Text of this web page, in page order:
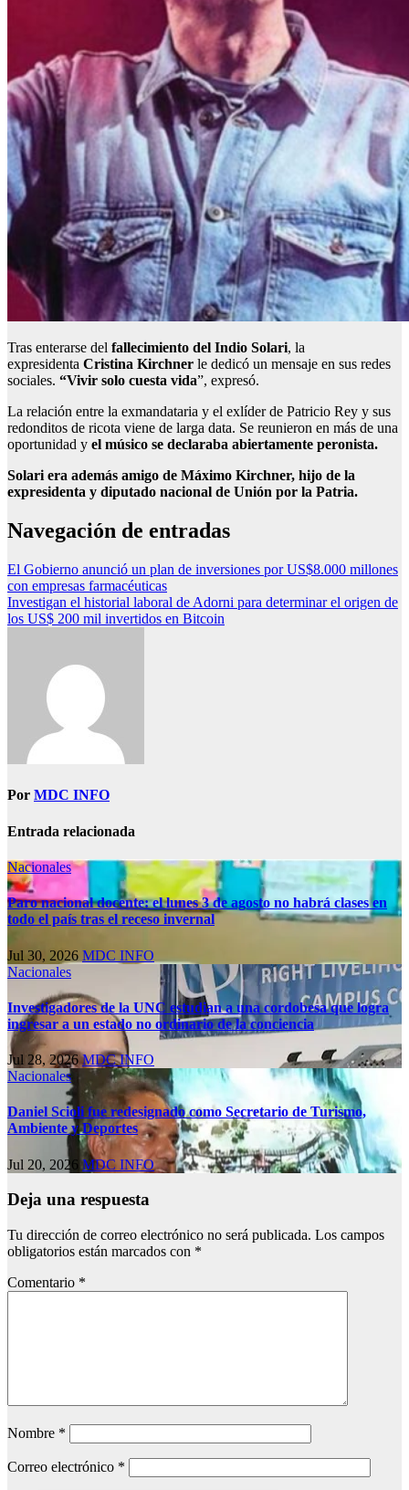
Tras enterarse del fallecimiento del Indio Solari, la
expresidenta Cristina Kirchner le dedicó un mensaje en sus redes
sociales. “Vivir solo cuesta vida”, expresó.
La relación entre la exmandataria y el exlíder de Patricio Rey y sus
redonditos de ricota viene de larga data. Se reunieron en más de una
oportunidad y el músico se declaraba abiertamente peronista.
Solari era además amigo de Máximo Kirchner, hijo de la
expresidenta y diputado nacional de Unión por la Patria.
Navegación de entradas
El Gobierno anunció un plan de inversiones por US$8.000 millones
con empresas farmacéuticas
Investigan el historial laboral de Adorni para determinar el origen de
los US$ 200 mil invertidos en Bitcoin
Por MDC INFO
Entrada relacionada
Nacionales
Paro nacional docente: el lunes 3 de agosto no habrá clases en
todo el país tras el receso invernal
Jul 30, 2026 MDC INFO
Nacionales
Investigadores de la UNC estudian a una cordobesa que logra
ingresar a un estado no ordinario de la conciencia
Jul 28, 2026MDC INFO
Nacionales
Daniel Scioli fue redesignado como Secretario de Turismo,
Ambiente y Deportes
Jul 20, 2026MDC INFO
Deja una respuesta
Tu dirección de correo electrónico no será publicada. Los campos
obligatorios están marcados con *
Comentario *
Nombre *
Correo electrónico *